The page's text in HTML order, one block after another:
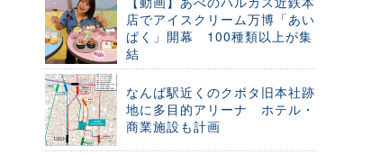
店でアイスクリーム万博「あい
ぱく」開幕 100種類以上が集
結
なんば駅近くのクボタ旧本社跡
地に多目的アリーナ ホテル・
商業施設も計画